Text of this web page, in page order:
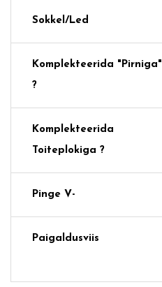
Sokkel/Led
Komplekteerida "pirniga"
?
Komplekteerida
Toiteplokiga ?
Pinge V-
Paigaldusviis